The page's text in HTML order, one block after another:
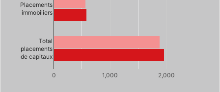
0 1,000 2,000
Placements
immobiliers
Total
placements
de capitaux